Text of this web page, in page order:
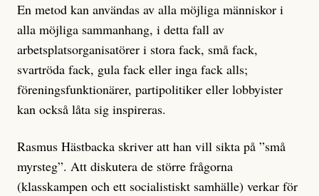
En metod kan användas av alla möjliga människor i
alla möjliga sammanhang, i detta fall av
arbetsplatsorganisatörer i stora fack, små fack,
svartröda fack, gula fack eller inga fack alls;
föreningsfunktionärer, partipolitiker eller lobbyister
kan också låta sig inspireras.
Rasmus Hästbacka skriver att han vill sikta på ”små
myrsteg”. Att diskutera de större frågorna
(klasskampen och ett socialistiskt samhälle) verkar för